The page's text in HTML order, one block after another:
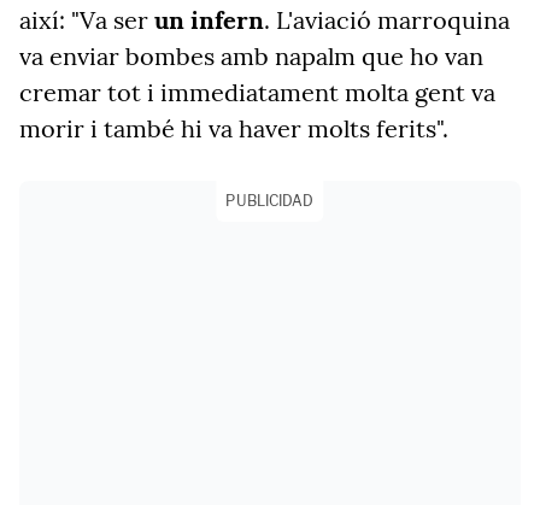
així: "Va ser un infern. L'aviació marroquina
va enviar bombes amb napalm que ho van
cremar tot i immediatament molta gent va
morir i també hi va haver molts ferits".
PUBLICIDAD